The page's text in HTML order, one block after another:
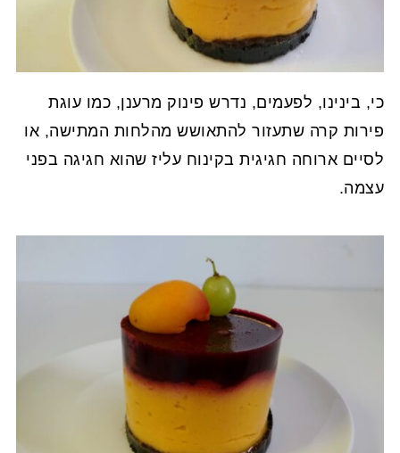
כי, בינינו, לפעמים, נדרש פינוק מרענן, כמו עוגת
פירות קרה שתעזור להתאושש מהלחות המתישה, או
לסיים ארוחה חגיגית בקינוח עליז שהוא חגיגה בפני
עצמה.